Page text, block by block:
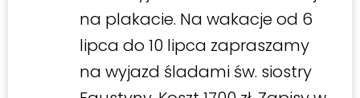
na plakacie. Na wakacje od 6
lipca do 10 lipca zapraszamy
na wyjazd śladami św. siostry